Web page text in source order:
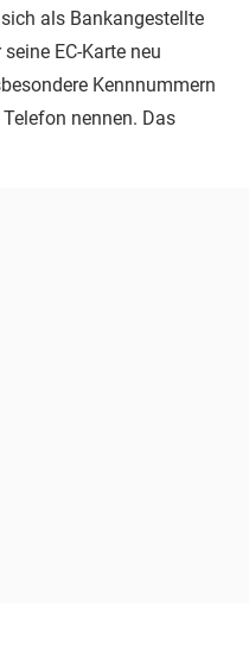
als Bankangestellte
EC-Karte neu
Kennnummern
nennen. Das